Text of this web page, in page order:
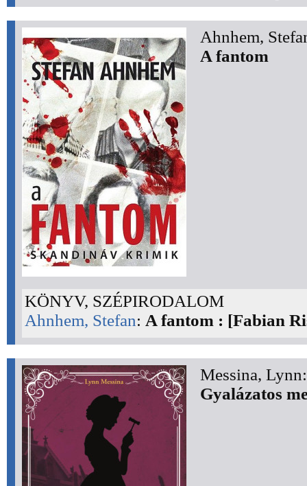
Ahnhem,
A fantom
KÖNYV, SZÉPIRODALOM
Ahnhem, Stefan: A fantom : [Fabian
Messina, Lynn:
Gyalázatos